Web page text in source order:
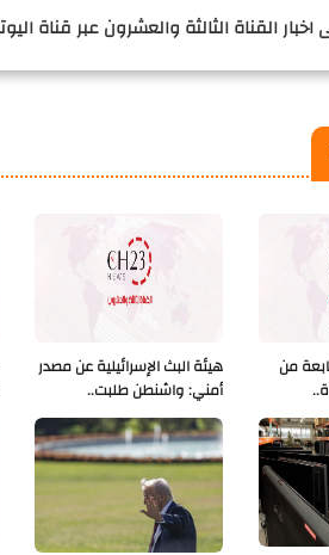
اخبار القناة الثالثة والعشرون عبر قناة
هيئة البث الإسرائيلية عن مصدر
أمني: واشنطن طلبت..
من